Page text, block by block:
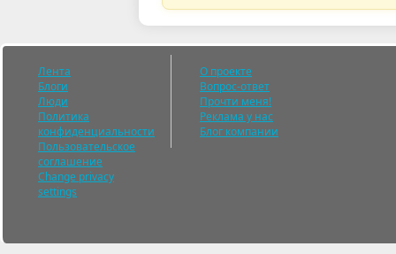
Лента
Блоги
Люди
Политика
конфиденциальности
Пользовательское
соглашение
Change privacy
settings
О проекте
Вопрос-ответ
Прочти меня!
Реклама у нас
Блог компании